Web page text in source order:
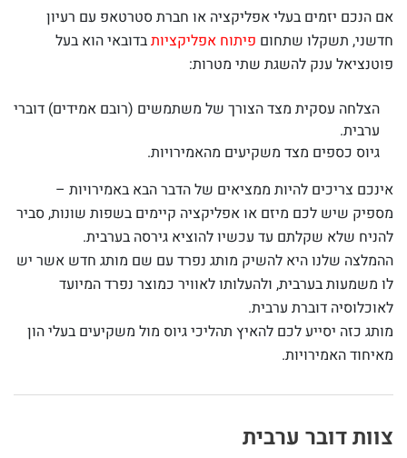
אם הנכם יזמים בעלי אפליקציה או חברת סטרטאפ עם רעיון
חדשני, תשקלו שתחום פיתוח אפליקציותבדובאי הוא בעל
פוטנציאל ענק להשגת שתי מטרות:
הצלחה עסקית מצד הצורך של משתמשים (רובם אמידים) דוברי
ערבית.
גיוס כספים מצד משקיעים מהאמירויות.
אינכם צריכים להיות ממציאים של הדבר הבא באמירויות –
מספיק שיש לכם מיזם או אפליקציה קיימים בשפות שונות, סביר
להניח שלא שקלתם עד עכשיו להוציא גירסה בערבית.
ההמלצה שלנו היא להשיק מותג נפרד עם שם מותג חדש אשר יש
לו משמעות בערבית, ולהעלותו לאוויר כמוצר נפרד המיועד
לאוכלוסיה דוברת ערבית.
מותג כזה יסייע לכם להאיץ תהליכי גיוס מול משקיעים בעלי הון
מאיחוד האמירויות.
צוות דובר ערבית